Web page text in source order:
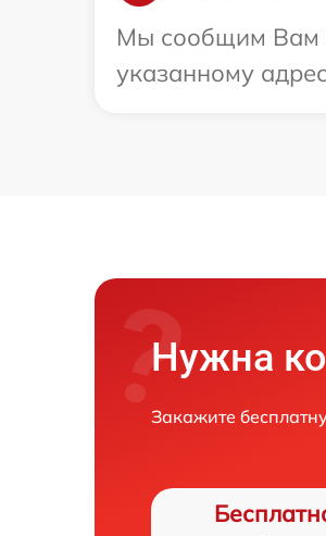
Мы сообщим Вам
указанному
Нужна
Закажите